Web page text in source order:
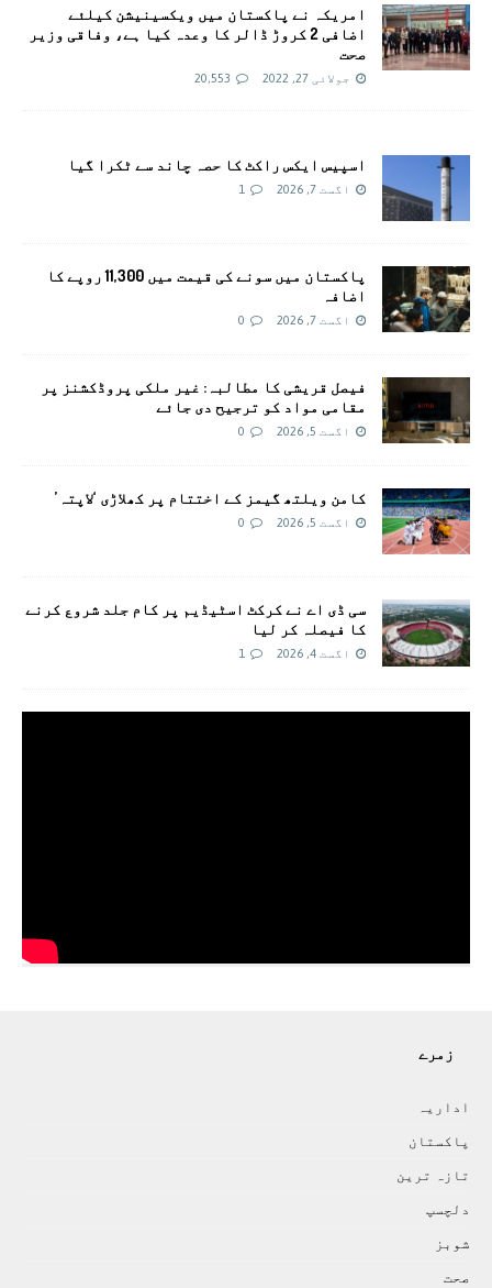
امريکہ نے پاکستان میں ویکسینیشن کیلئے
اضافی 2 کروڑ ڈالر کا وعدہ کیا ہے، وفاقی وزیر
صحت
جولائی 27, 2022 20,553
اسپیس ایکس راکٹ کا حصہ چاند سے ٹکرا گیا
اگست 7, 2026 1
پاکستان میں سونے کی قیمت میں 11,300 روپے کا
اضافہ
اگست 7, 2026 0
فیصل قریشی کا مطالبہ: غیر ملکی پروڈکشنز پر
مقامی مواد کو ترجیح دی جائے
اگست 5, 2026 0
کامن ویلتھ گیمز کے اختتام پر کھلاڑی ‘لاپتہ’
اگست 5, 2026 0
سی ڈی اے نے کرکٹ اسٹیڈیم پر کام جلد شروع کرنے
کا فیصلہ کر لیا
اگست 4, 2026 1
زمرے
اداريہ
پاکستان
تازہ ترين
دلچسپ
شوبز
صحت